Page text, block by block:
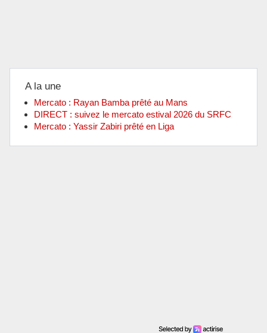
A la une
Mercato : Rayan Bamba prêté au Mans
DIRECT : suivez le mercato estival 2026 du SRFC
Mercato : Yassir Zabiri prêté en Liga